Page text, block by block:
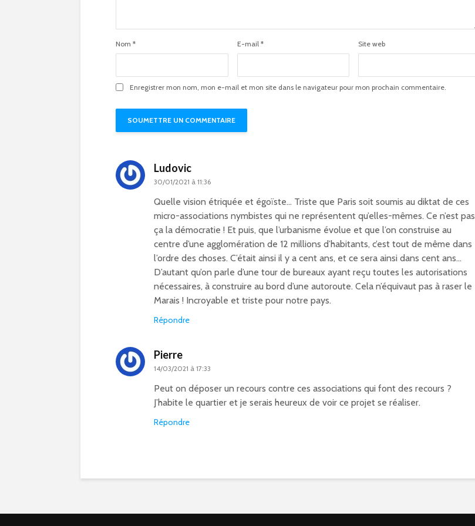
Nom * E-mail * Site web
Enregistrer mon nom, mon e-mail et mon site dans le navigateur pour mon prochain commentaire.
Ludovic
30/01/2021 à 11:36
Quelle vision étriquée et égoïste… Triste que Paris soit soumis au diktat de ces
micro-associations nymbistes qui ne représentent qu’elles-mêmes. Ce n’est pas
ça la démocratie ! Et puis, que l’urbanisme évolue et que l’on construise au
centre d’une agglomération de 12 millions d’habitants, c’est tout de même dans
l’ordre des choses. C’était ainsi il y a cent ans, et ce sera ainsi dans cent ans…
D’autant qu’on parle d’une tour de bureaux ayant reçu toutes les autorisations
nécessaires, à construire au bord d’une autoroute. Cela n’équivaut pas à raser le
Marais ! Incroyable et triste pour notre pays.
Répondre
Pierre
14/03/2021 à 17:33
Peut on déposer un recours contre ces associations qui font des recours ?
J’habite le quartier et je serais heureux de voir ce projet se réaliser.
Répondre